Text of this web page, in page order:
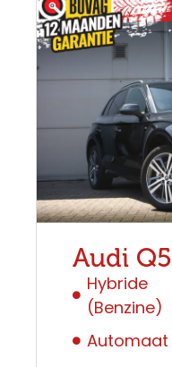
Audi Q5
Hybride
(Benzine)
Automaat